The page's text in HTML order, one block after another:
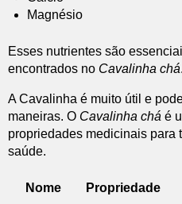
Magnésio
Esses nutrientes são
encontrados no Cavalinha chá.
A Cavalinha é muito útil e
maneiras. O Cavalinha chá é
propriedades medicinais para
saúde.
Nome Propriedade